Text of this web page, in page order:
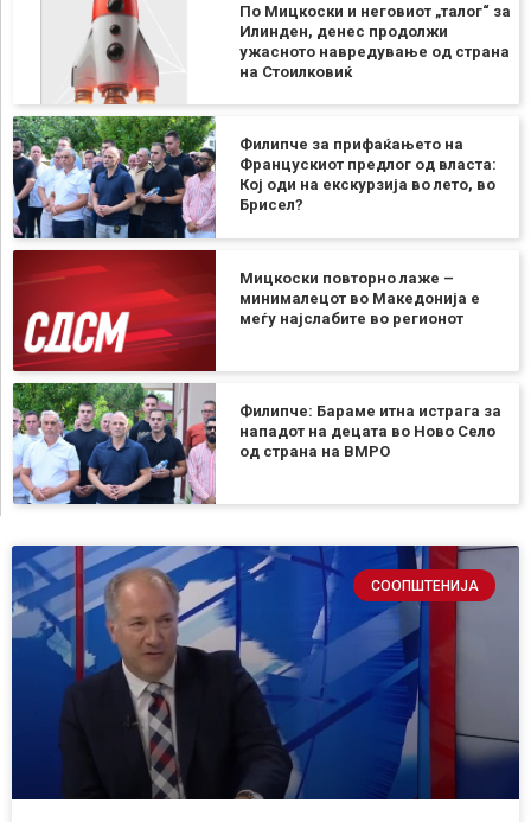
По Мицкоски и неговиот „талог“ за
Илинден, денес продолжи
ужасното навредување од страна
на Стоилковиќ
Филипче за прифаќањето на
Францускиот предлог од власта:
Кој оди на екскурзија во лето, во
Брисел?
Мицкоски повторно лаже –
минималецот во Македонија е
меѓу најслабите во регионот
Филипче: Бараме итна истрага за
нападот на децата во Ново Село
од страна на ВМРО
СООПШТЕНИЈА